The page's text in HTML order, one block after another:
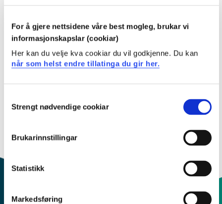
For å gjere nettsidene våre best mogleg, brukar vi
informasjonskapslar (cookiar)
Her kan du velje kva cookiar du vil godkjenne. Du kan
når som helst endre tillatinga du gir her.
Selection
Strengt nødvendige cookiar
Brukarinnstillingar
Statistikk
Markedsføring
Last ned kontaktkort
Arbeids- og kompetanseområde
Oppvekst, rus og sosial marginalisering - Høgskulen på
Underviser i